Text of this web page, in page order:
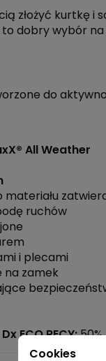
złożyć kurtkę
to dobry wybór
do
All Weather
ruchów
i plecami
na zamek
ECO RECY:
Cookies